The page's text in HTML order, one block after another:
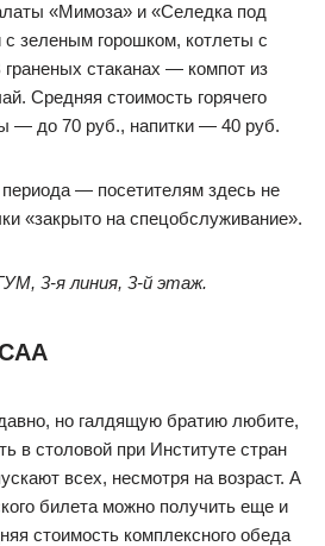
«Мимоза» и «Селедка под
зеленым горошком, котлеты с
стаканах — компот из
Средняя стоимость горячего
— до 70 руб., напитки — 40 руб.
периода — посетителям здесь не
«закрыто на спецобслуживание».
3-я линия, 3-й этаж.
но галдящую братию любите,
в столовой при Институте стран
всех, несмотря на возраст. А
билета можно получить еще и
стоимость комплексного обеда